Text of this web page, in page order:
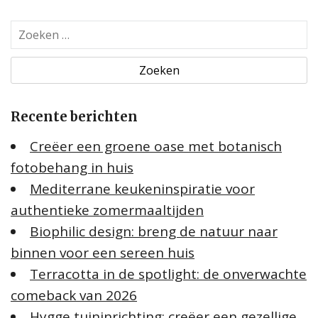
o
k
n
a
a
r
Recente berichten
Creëer een groene oase met botanisch
fotobehang in huis
Mediterrane keukeninspiratie voor
authentieke zomermaaltijden
Biophilic design: breng de natuur naar
binnen voor een sereen huis
Terracotta in de spotlight: de onverwachte
comeback van 2026